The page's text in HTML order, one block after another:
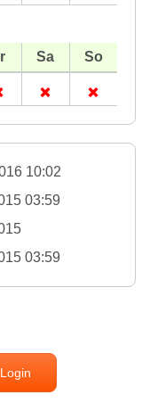
10:02
03:59
03:59
Login